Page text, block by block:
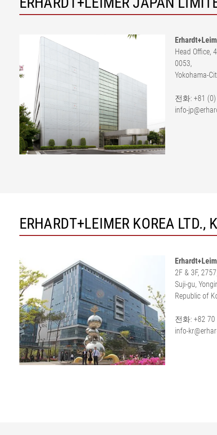
Head Office,
0053,
Yokohama-
전화: +81
info-
ERHARDT+LEIMER KOREA LTD.,
2F & 3F,
Suji-gu,
Republic of
전화: +82
info-